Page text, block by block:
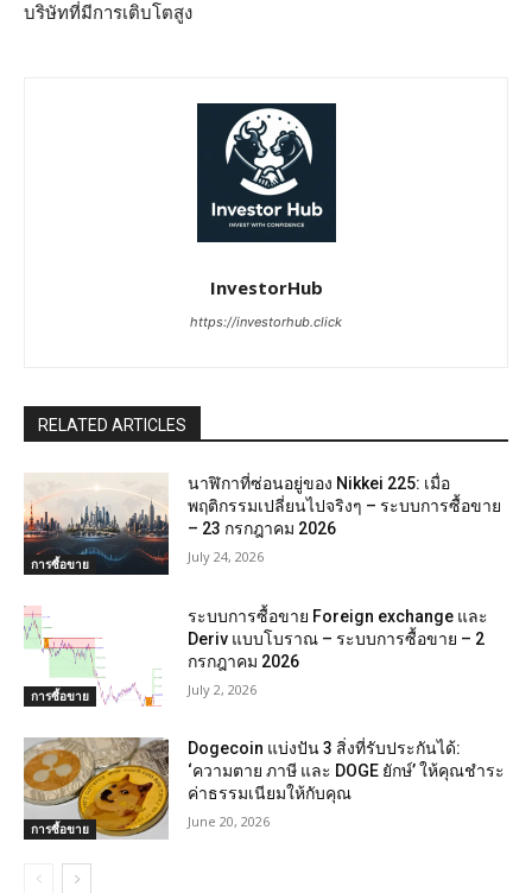
บริษัทที่มีการเติบโตสูง
InvestorHub
https://investorhub.click
RELATED ARTICLES
การซื้อขาย
นาฬิกาที่ซ่อนอยู่ของ Nikkei 225: เมื่อ
พฤติกรรมเปลี่ยนไปจริงๆ – ระบบการซื้อขาย
– 23 กรกฎาคม 2026
July 24, 2026
การซื้อขาย
ระบบการซื้อขาย Foreign exchange และ
Deriv แบบโบราณ – ระบบการซื้อขาย – 2
กรกฎาคม 2026
July 2, 2026
การซื้อขาย
Dogecoin แบ่งปัน 3 สิ่งที่รับประกันได้:
‘ความตาย ภาษี และ DOGE ยักษ์’ ให้คุณชำระ
ค่าธรรมเนียมให้กับคุณ
June 20, 2026